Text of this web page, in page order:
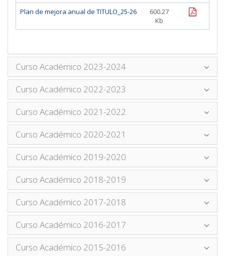
Plan de mejora anual de TITULO_25-26
600.27
Kb
pdf
Curso Académico 2023-2024
Curso Académico 2022-2023
Curso Académico 2021-2022
Curso Académico 2020-2021
Curso Académico 2019-2020
Curso Académico 2018-2019
Curso Académico 2017-2018
Curso Académico 2016-2017
Curso Académico 2015-2016